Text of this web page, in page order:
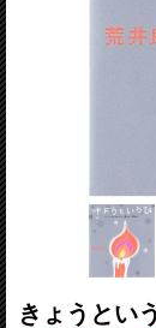
きょうと